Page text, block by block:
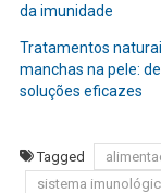
da imunidade
Tratamentos
manchas na pele:
soluções eficazes
Tagged
sistema